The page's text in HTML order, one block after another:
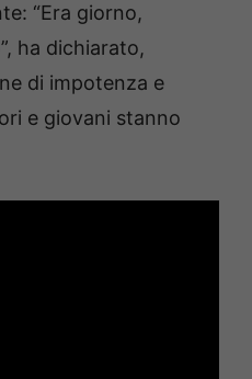
“Era giorno,
ha dichiarato,
di impotenza e
e giovani stanno